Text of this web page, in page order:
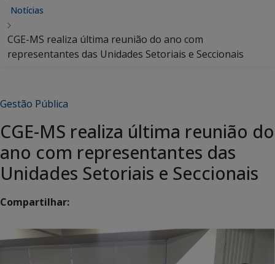
Notícias
CGE-MS realiza última reunião do ano com
representantes das Unidades Setoriais e Seccionais
Gestão Pública
CGE-MS realiza última reunião do
ano com representantes das
Unidades Setoriais e Seccionais
Compartilhar: